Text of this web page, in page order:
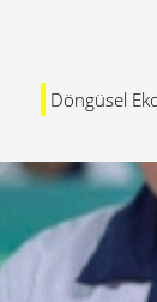
Döngüsel